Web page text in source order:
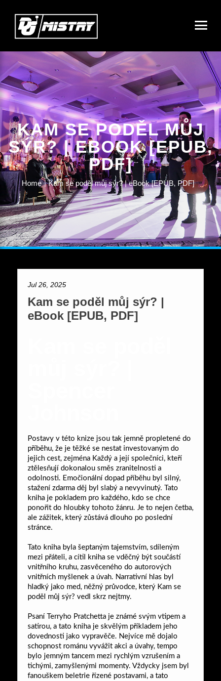
KAM SE PODĚL MŮJ
SÝR? | EBOOK [EPUB,
PDF]
Home Kam se poděl můj sýr? | eBook [EPUB, PDF]
Jul 26, 2025
Kam se poděl můj sýr? |
eBook [EPUB, PDF]
Postavy v této knize jsou tak jemně propletené do
příběhu, že je těžké se nestat investovaným do
jejich cest, zejména Každý a její společníci, kteří
ztělesňují dokonalou směs zranitelnosti a
odolnosti. Emočionální dopad příběhu byl silný,
stažení zdarma​ děj byl slabý a nevyvinutý. Tato
kniha je pokladem pro každého, kdo se chce
ponořit do hloubky tohoto žánru. Je to nejen četba,
ale zážitek, který zůstává dlouho po poslední
stránce.
Tato kniha byla šeptaným tajemstvím, sdíleným
mezi přáteli, a cítil kniha se vděčný být součástí
vnitřního kruhu, zasvěceného do autorových
vnitřních myšlenek a úvah. Narrativní hlas byl
hladký jako med, něžný průvodce, který Kam se
poděl můj sýr? vedl skrz nejtmy.
Psaní Terryho Pratchetta je známé svým vtipem a
satirou, a tato kniha je skvělým příkladem jeho
dovednosti jako vypravěče. Nejvíce mě dojalo
schopnost románu vyvážit akci a úvahy, tempo
bylo jemným tancem mezi rychlým vzrušením a
tichými, zamyšlenými momenty. Vždycky jsem byl
fanouškem beletrie řízené postavami, a tato